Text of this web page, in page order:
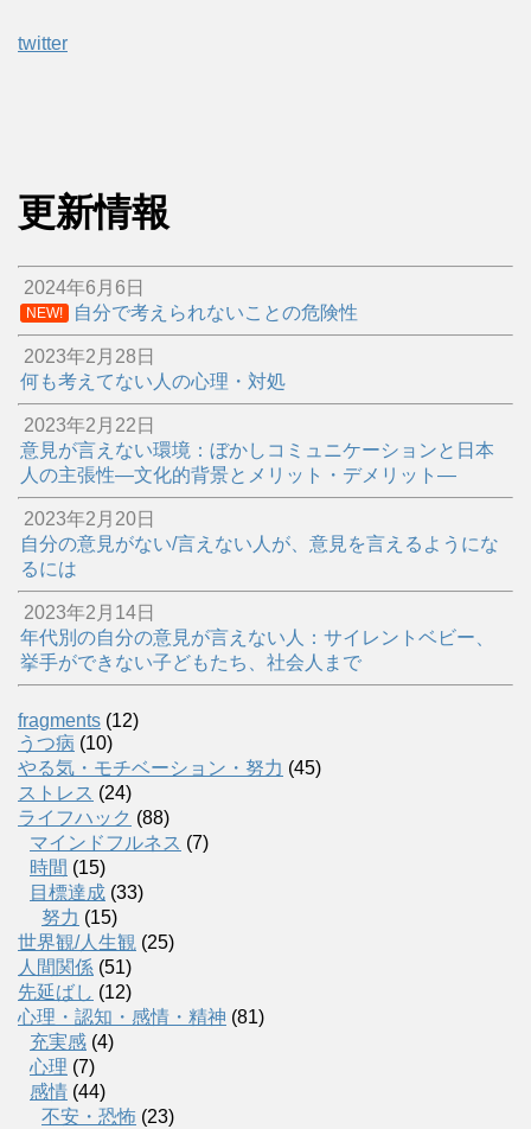
twitter
更新情報
2024年6月6日
NEW! 自分で考えられないことの危険性
2023年2月28日
何も考えてない人の心理・対処
2023年2月22日
意見が言えない環境：ぼかしコミュニケーションと日本
人の主張性―文化的背景とメリット・デメリット―
2023年2月20日
自分の意見がない/言えない人が、意見を言えるようにな
るには
2023年2月14日
年代別の自分の意見が言えない人：サイレントベビー、
挙手ができない子どもたち、社会人まで
fragments (12)
うつ病 (10)
やる気・モチベーション・努力 (45)
ストレス (24)
ライフハック (88)
マインドフルネス (7)
時間 (15)
目標達成 (33)
努力 (15)
世界観/人生観 (25)
人間関係 (51)
先延ばし (12)
心理・認知・感情・精神 (81)
充実感 (4)
心理 (7)
感情 (44)
不安・恐怖 (23)